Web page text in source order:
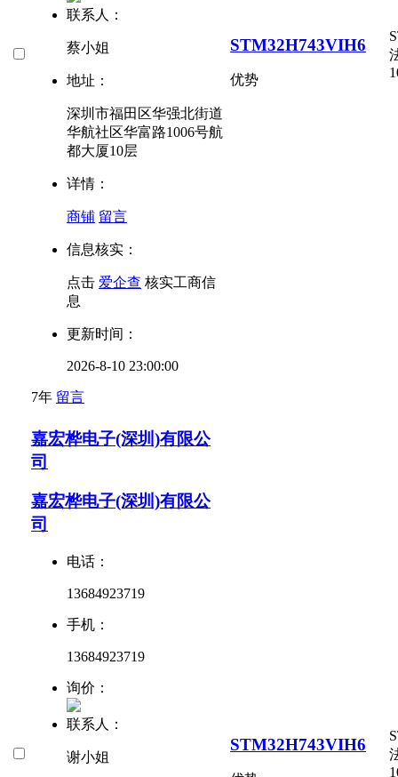
联系人：
蔡小姐
地址：
深圳市福田区华强北街道
华航社区华富路1006号航
都大厦10层
详情：
商铺 留言
信息核实：
点击 爱企查 核实工商信
息
更新时间：
2026-8-10 23:00:00
7年 留言
STM32H743VIH6
优势
嘉宏桦电子(深圳)有限公
司
嘉宏桦电子(深圳)有限公
司
电话：
13684923719
手机：
13684923719
询价：
联系人：
谢小姐
STM32H743VIH6